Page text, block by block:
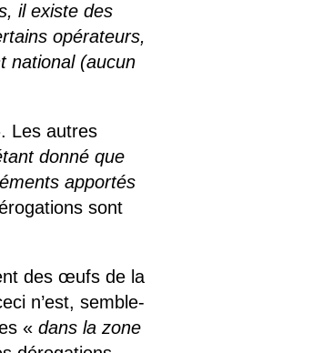
il existe des
opérateurs,
national (aucun
Les autres
donné que
apportés
sont
des œufs de la
n’est, semble-
«dans la zone